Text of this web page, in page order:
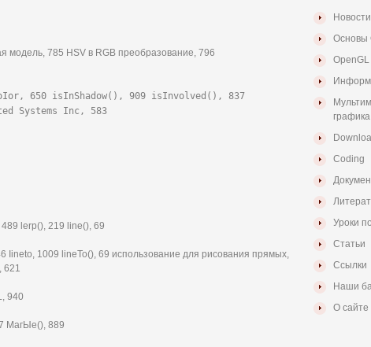
модель, 785 HSV в RGB преобразование, 796
650 isInShadow(), 909 isInvolved(), 837
Systems Inc, 583
lerp(), 219 line(), 69
Iineto, 1009 lineTo(), 69 использование для рисования прямых,
621
940
МагЫе(), 889
Новости
Основы
графика
Coding
Уроки
Статьи
Ссылки
Наши
О сайте